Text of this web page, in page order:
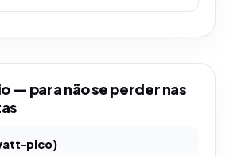
— para não se perder nas
pico)